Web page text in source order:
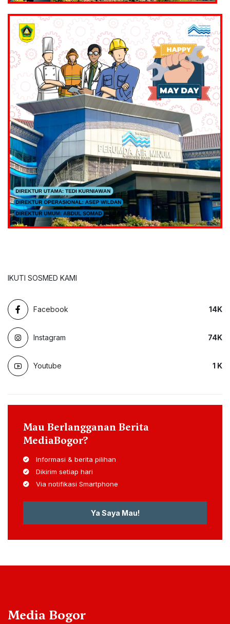
IKUTI SOSMED KAMI
Facebook 14K
Instagram 74K
Youtube 1 K
Mau Berlangganan Berita
MediaBogor?
Informasi & berita pilihan
Dikirim setiap hari
Via notifikasi Smartphone
Ya Saya Mau!
Media Bogor